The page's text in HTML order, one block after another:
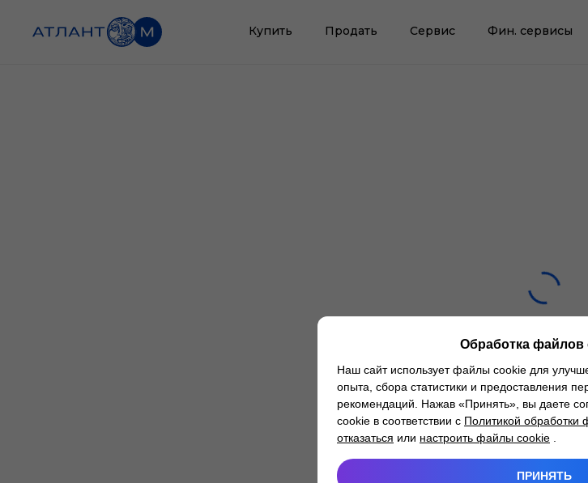
Купить Продать Сервис Фин. сервисы
Обработка файлов
Наш сайт использует файлы cookie для
опыта, сбора статистики и предоставления
рекомендаций. Нажав «Принять», вы даете
cookie в соответствии с Политикой обработки
отказаться или настроить файлы cookie
ПРИНЯТЬ